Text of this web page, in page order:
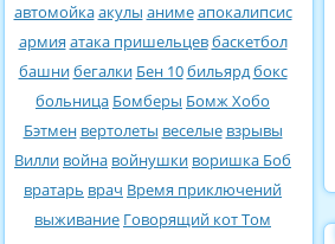
автомойкаакулы анимеапокалипсис
армия атака пришельцевбаскетбол
башнибегалки Бен 10бильярдбокс
больница Бомберы Бомж Хобо
Бэтмен вертолеты веселые взрывы
Вилли война войнушки воришка Боб
вратарь врач Время приключений
выживание Говорящий кот Том